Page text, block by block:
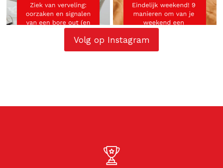
Volg op Instagram